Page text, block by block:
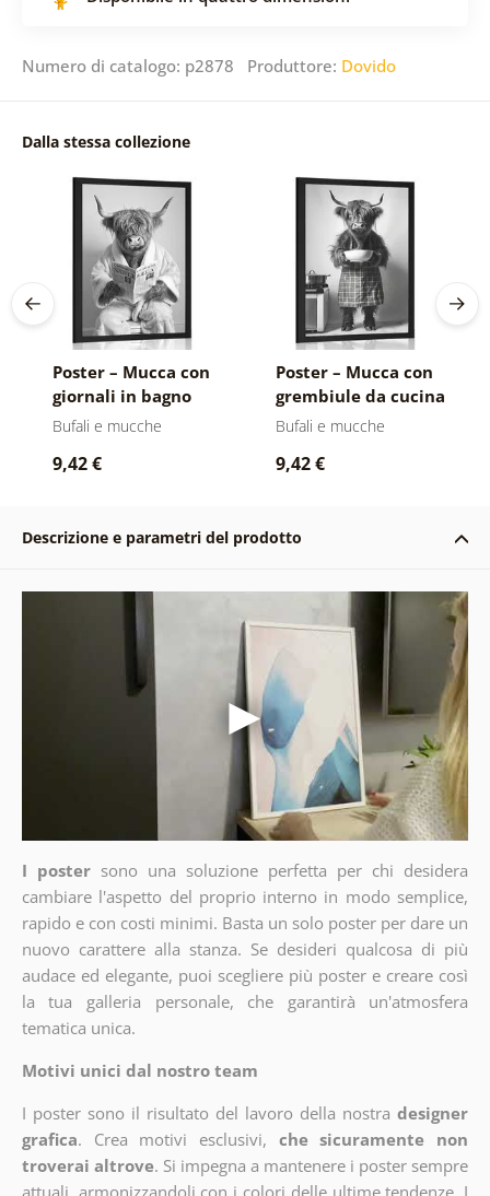
Numero di catalogo: p2878 Produttore: Dovido
Dalla stessa collezione
Poster – Mucca con
giornali in bagno
Bufali e mucche
9,42 €
Poster – Mucca con
grembiule da cucina
Bufali e mucche
9,42 €
Descrizione e parametri del prodotto
I poster sono una soluzione perfetta per chi desidera
cambiare l'aspetto del proprio interno in modo semplice,
rapido e con costi minimi. Basta un solo poster per dare un
nuovo carattere alla stanza. Se desideri qualcosa di più
audace ed elegante, puoi scegliere più poster e creare così
la tua galleria personale, che garantirà un'atmosfera
tematica unica.
Motivi unici dal nostro team
I poster sono il risultato del lavoro della nostra designer
grafica. Crea motivi esclusivi, che sicuramente non
troverai altrove. Si impegna a mantenere i poster sempre